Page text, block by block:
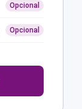
Opcional
Opcional